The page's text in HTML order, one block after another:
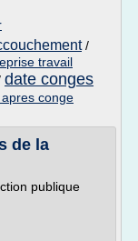
/
travail
date conges
conge
de la
publique